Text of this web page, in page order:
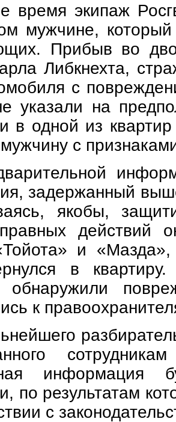
время экипаж
мужчине,
Прибыв во
Либкнехта,
с
указали на
в одной из
с
задержанный
якобы,
действий
и
в квартиру.
обнаружили
к
информация
по результатам
с